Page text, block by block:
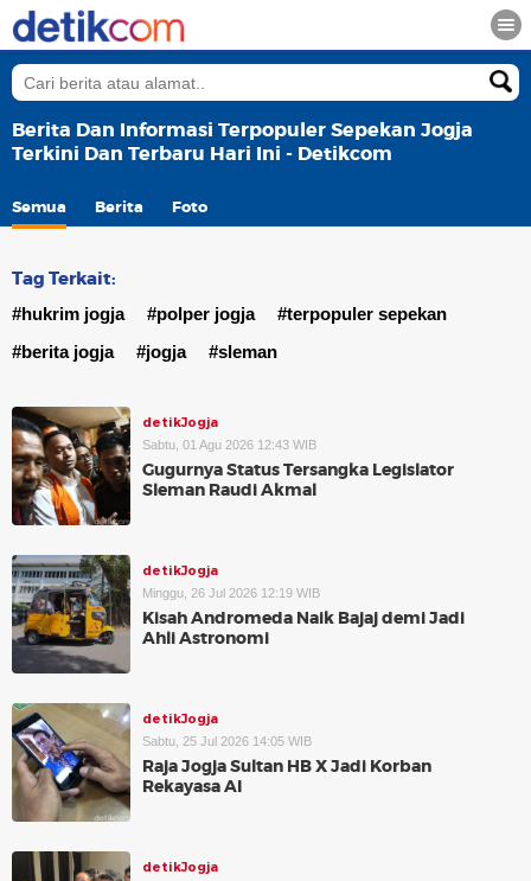
Berita Dan Informasi Terpopuler Sepekan Jogja
Terkini Dan Terbaru Hari Ini - Detikcom
Semua Berita Foto
Tag Terkait:
#hukrim jogja #polper jogja
#terpopuler sepekan
#berita jogja
#jogja #sleman
detikJogja
Sabtu, 01 Agu 2026 12:43 WIB
Gugurnya Status Tersangka Legislator
Sleman Raudi Akmal
detikJogja
Minggu, 26 Jul 2026 12:19 WIB
Kisah Andromeda Naik Bajaj demi Jadi
Ahli Astronomi
detikJogja
Sabtu, 25 Jul 2026 14:05 WIB
Raja Jogja Sultan HB X Jadi Korban
Rekayasa AI
detikJogja